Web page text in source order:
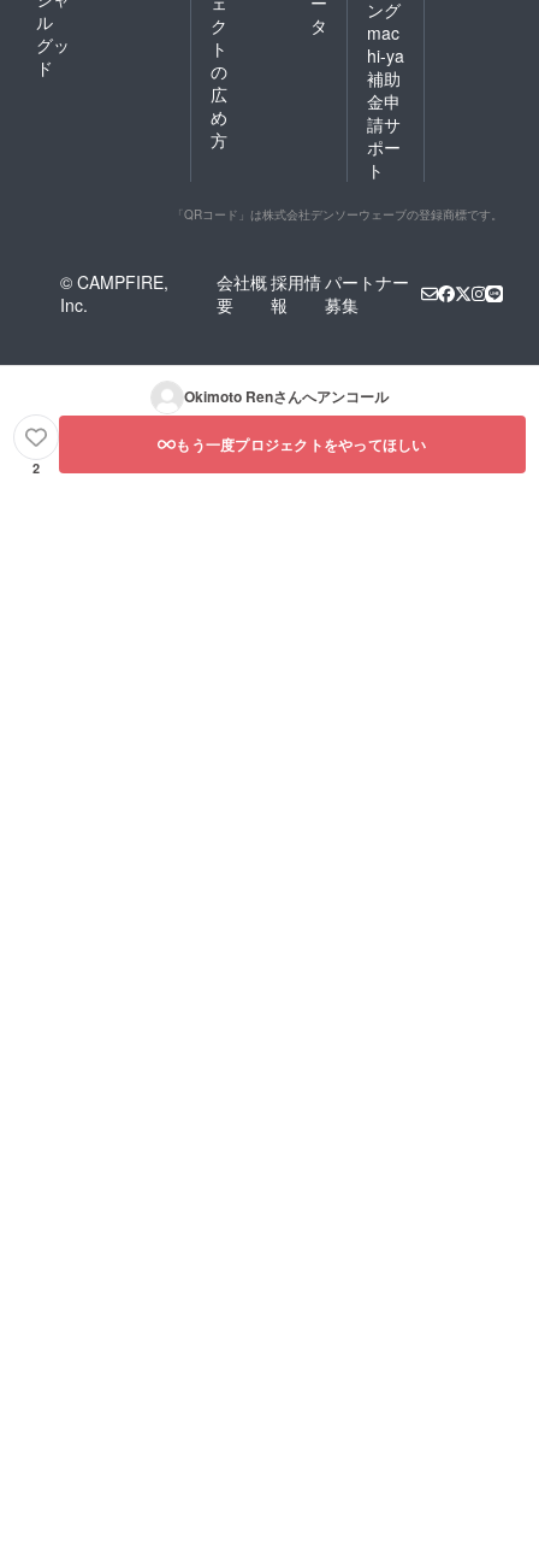
ル
グッ
ド
ク
ト
の
広
め
方
タ
ング
mac
hi-ya
補助
金申
請サ
ポー
ト
「QRコード」は株式会社デンソーウェーブの登録商標です。
© CAMPFIRE,
Inc.
会社概
要
採用情
報
パートナー
募集
Okimoto Renさんへアンコール
2
もう一度プロジェクトをやってほしい